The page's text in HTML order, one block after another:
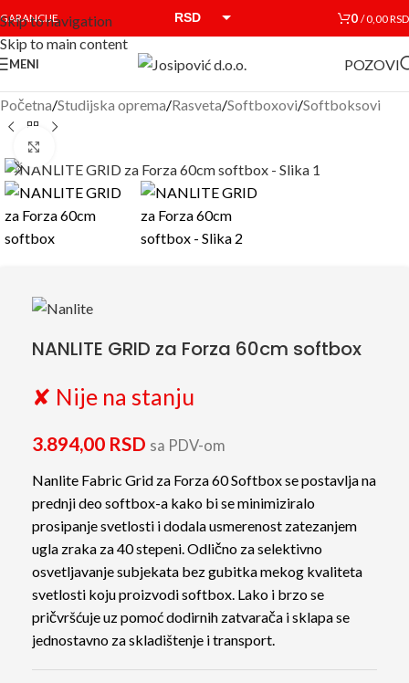
Skip to navigation
Skip to main content
GARANCIJE RSD 0 /0,00RSD
MENI POZOVI
Početna/Studijska oprema/Rasveta/Softboxovi/Softboksovi
NANLITE GRID za Forza 60cm softbox
✘ Nije na stanju
3.894,00 RSD sa PDV-om
Nanlite Fabric Grid za Forza 60 Softbox se postavlja na
prednji deo softbox-a kako bi se minimiziralo
prosipanje svetlosti i dodala usmerenost zatezanjem
ugla zraka za 40 stepeni. Odlično za selektivno
osvetljavanje subjekata bez gubitka mekog kvaliteta
svetlosti koju proizvodi softbox. Lako i brzo se
pričvršćuje uz pomoć dodirnih zatvarača i sklapa se
jednostavno za skladištenje i transport.